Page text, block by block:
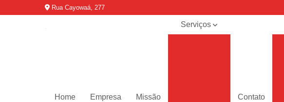
Rua Cayowaá, 277
Home Empresa Missão
Serviços
Contato